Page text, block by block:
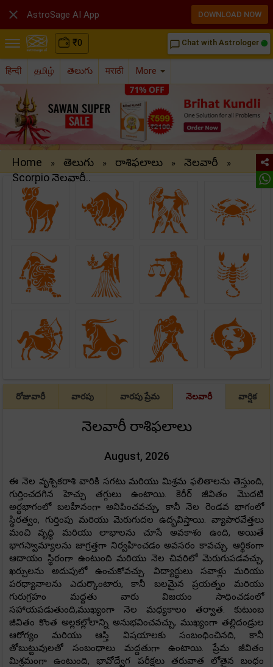
₹0 chat_bubble_outline Chat with Astrologer
हिन्दी தமிழ் తెలుగు मराठी More
Home » తెలుగు » రాశిఫలాలు » నెలవారీ »
Scorpio నెలవారీ..
రోజువారీ వారపు వారపు ప్రేమ నెలవారీ వార్షిక
నెలవారీ రాశిఫలాలు
August, 2026
ఈ నెల వృశ్చికరాశి వారికి సగటు మరియు మిశ్రమ ఫలితాలను తెస్తుంది,
గుర్తించదగిన హెచ్చు తగ్గులు ఉంటాయి. కెరీర్ జీవితం మొదటి
అర్ధభాగంలో బలహీనంగా అనిపించవచ్చు, కానీ నెల రెండవ భాగంలో
స్థిరత్వం, గుర్తింపు మరియు మెరుగుదల ఉద్భవిస్తాయి. వ్యాపారవేత్తలు
మంచి వృద్ధి మరియు లాభాలను చూసే అవకాశం ఉంది, అయితే
భాగస్వామ్యాలను జాగ్రత్తగా నిర్వహించడం అవసరం కావచ్చు. ఆర్థికంగా
ఆదాయం స్థిరంగా ఉంటుంది మరియు నెల చివరిలో మెరుగుపడవచ్చు,
ఖర్చులను అదుపులో ఉంచుకోవచ్చు. విద్యార్థులు సవాళ్లు మరియు
పరధ్యానాలను ఎదుర్కొంటారు, కానీ బలమైన ప్రయత్నం మరియు
గురుగ్రహం మద్దతు వారు విజయం సాధించడంలో
సహాయపడుతుంది,ముఖ్యంగా నెల మధ్యకాలం తర్వాత. కుటుంబ
జీవితం కొంత అల్లకల్లోలాన్ని అనుభవించవచ్చు, ముఖ్యంగా తల్లిదండ్రుల
ఆరోగ్యం మరియు ఆస్తి విషయాలకు సంబంధించినది, కానీ
తోబుట్టువులతో సంబంధాలు మద్దతుగా ఉంటాయి. ప్రేమ జీవితం
మిశ్రమంగా ఉంటుంది, భావోద్వేగ పరీక్షలు తరువాత లోతైన బంధం
 AstroSage AI App DOWNLOAD NOW